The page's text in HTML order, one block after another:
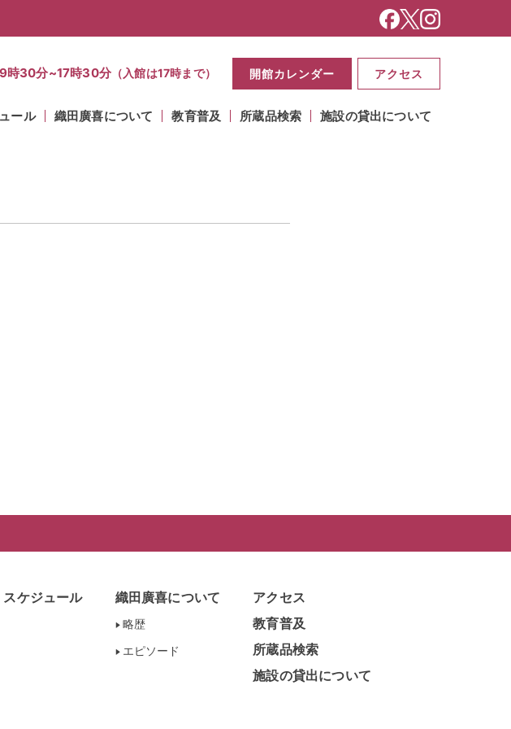
時30分~17時30分 （入館は17時まで） 開館カレンダー アクセス
ール 織田廣喜について 教育普及 所蔵品検索 施設の貸出について
スケジュール 織田廣喜について
略歴
エピソード
アクセス
教育普及
所蔵品検索
施設の貸出について